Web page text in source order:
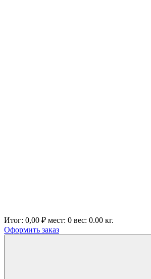
Итог: 0,00 ₽ мест: 0 вес: 0.00 кг.
Оформить заказ